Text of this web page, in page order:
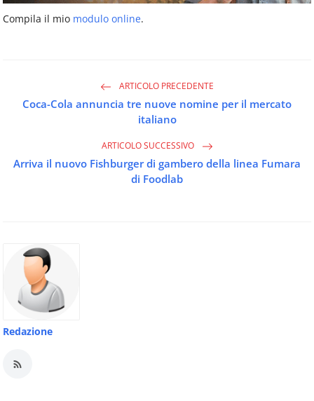
Compila il mio modulo online.
ARTICOLO PRECEDENTE
Coca-Cola annuncia tre nuove nomine per il mercato
italiano
ARTICOLO SUCCESSIVO
Arriva il nuovo Fishburger di gambero della linea Fumara
di Foodlab
Redazione